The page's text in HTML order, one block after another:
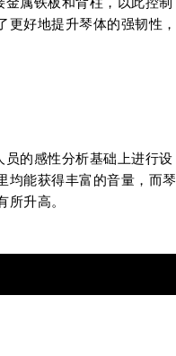
好地提升琴体的强韧性，
的感性分析基础上进行设
均能获得丰富的音量，而琴
升高。